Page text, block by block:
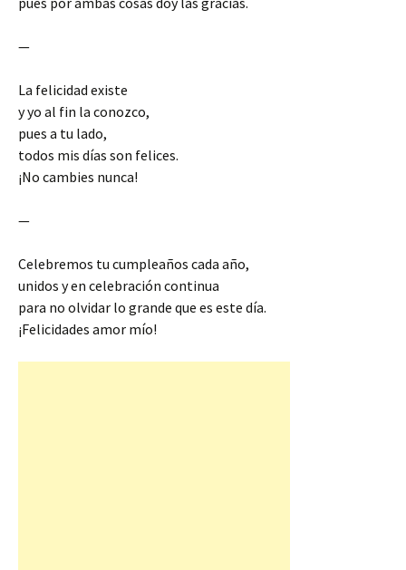
—
La felicidad existe
y yo al fin la conozco,
pues a tu lado,
todos mis días son felices.
¡No cambies nunca!
—
Celebremos tu cumpleaños cada año,
unidos y en celebración continua
para no olvidar lo grande que es este día.
¡Felicidades amor mío!